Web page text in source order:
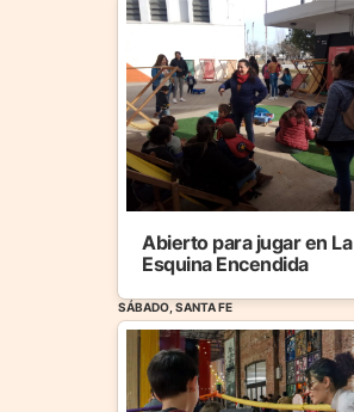
Abierto para jugar en La
Esquina Encendida
SÁBADO, SANTA FE